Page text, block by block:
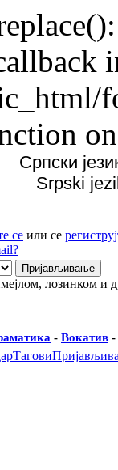
Српски
Srpski
се или се
лозинком и
- Вокатив -
Тагови